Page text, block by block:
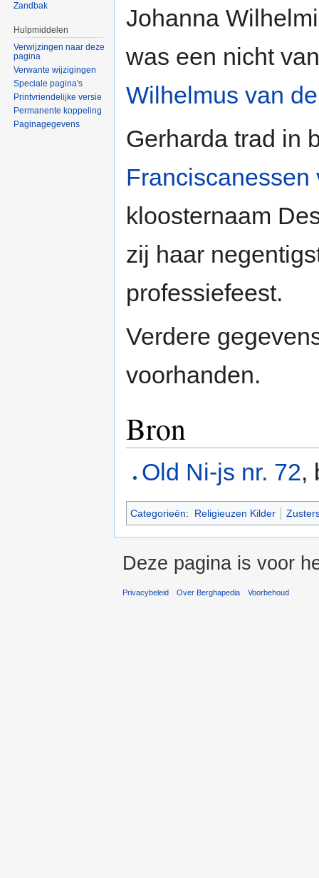
Johanna
was een nicht
Wilhelmus van
Gerharda trad in
kloosternaam
zij haar
professiefeest.
Verdere
voorhanden.
Bron
Old Ni-js nr. 72,
Categorieën: Religieuzen Kilder
Zandbak
Hulpmiddelen
Verwijzingen naar deze
pagina
Verwante wijzigingen
Speciale pagina's
Printvriendelijke versie
Permanente koppeling
Paginagegevens
Deze pagina is voor
Privacybeleid Over Berghapedia Voorbehoud